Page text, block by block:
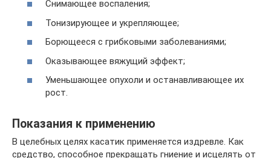
Снимающее воспаления;
Тонизирующее и укрепляющее;
Борющееся с грибковыми заболеваниями;
Оказывающее вяжущий эффект;
Уменьшающее опухоли и останавливающее их
рост.
Показания к применению
В целебных целях касатик применяется издревле. Как
средство, способное прекращать гниение и исцелять от